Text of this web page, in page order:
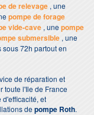
de relevage , une
pompe de forage
vide-cave , unepompe
submersible , une
sous 72h partout en
de réparation et
toute l'Ile de France
et
depompe Roth.